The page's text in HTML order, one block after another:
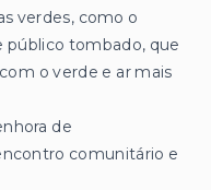
verdes, como o
público tombado, que
o verde e ar mais
de
comunitário e